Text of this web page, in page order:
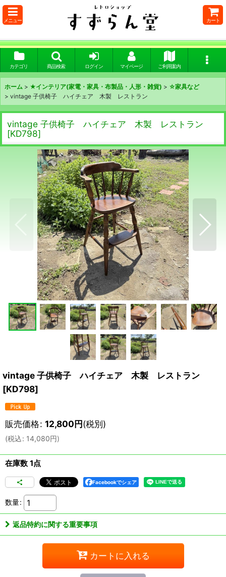
メニュー カート
カテゴリ 商品検索 ログイン マイページ ご利用案内
ホーム > ★インテリア(家電・家具・布製品・人形・雑貨) > ☆家具など
> vintage 子供椅子 ハイチェア 木製 レストラン
vintage 子供椅子 ハイチェア 木製 レストラン
[KD798]
vintage 子供椅子 ハイチェア 木製 レストラン
[KD798]
販売価格: 12,800円(税別)
(税込: 14,080円)
在庫数 1点
Facebookでシェア
数量:
返品特約に関する重要事項
カートに入れる